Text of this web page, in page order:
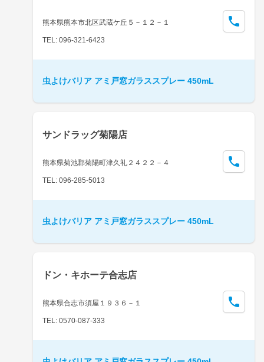
熊本県熊本市北区武蔵ケ丘５－１２－１
TEL: 096-321-6423
虫よけバリア アミ戸窓ガラススプレー 450mL
サンドラッグ菊陽店
熊本県菊池郡菊陽町津久礼２４２２－４
TEL: 096-285-5013
虫よけバリア アミ戸窓ガラススプレー 450mL
ドン・キホーテ合志店
熊本県合志市須屋１９３６－１
TEL: 0570-087-333